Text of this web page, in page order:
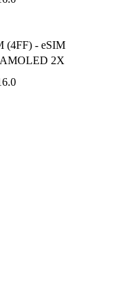
(4FF) - eSIM
2X